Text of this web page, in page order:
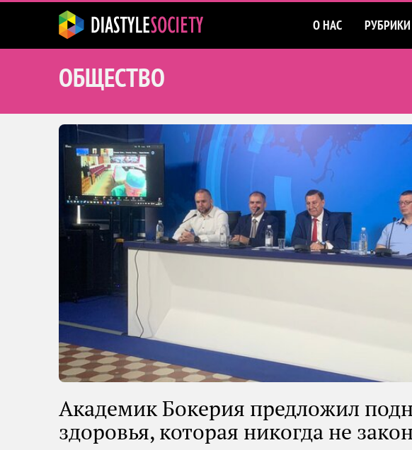
О НАС РУБРИКИ
ОБЩЕСТВО
Академик Бокерия предложил
здоровья, которая никогда не